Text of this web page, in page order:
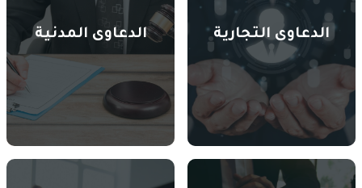
الدعاوى التجارية الدعاوى المدنية